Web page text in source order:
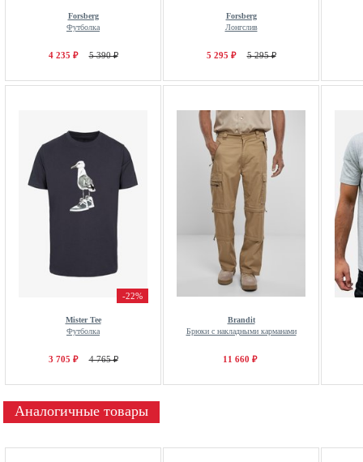
Forsberg
Футболка
4 235 ₽ 5 390 ₽
Forsberg
Лонгслив
5 295 ₽ 5 295 ₽
-22%
Mister Tee
Футболка
3 705 ₽ 4 765 ₽
Brandit
Брюки с накладными карманами
11 660 ₽
Аналогичные товары